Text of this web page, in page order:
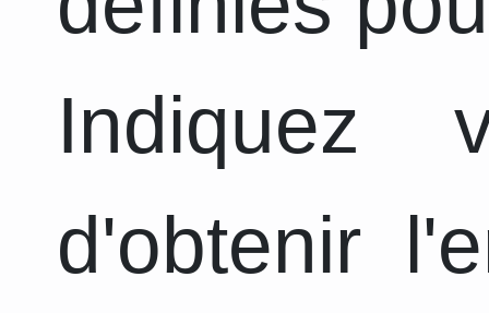
Indiquez
d'obtenir